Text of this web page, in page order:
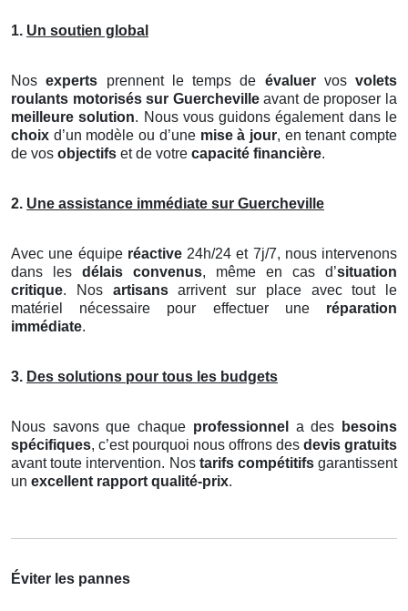
1. Un soutien global
Nosexperts prennent le temps de évaluervos volets
roulants motorisés sur Guerchevilleavant de proposer la
meilleure solution. Nous vous guidons également dans le
choix d’un modèle ou d’une mise à jour, en tenant compte
de vos objectifs et de votre capacité financière.
2. Une assistance immédiate sur Guercheville
Avec une équipe réactive24h/24 et 7j/7, nous intervenons
dans les délais convenus, même en cas d’situation
critique. Nos artisansarrivent sur place avec tout le
matériel nécessaire pour effectuer une réparation
immédiate.
3. Des solutions pour tous les budgets
Nous savons que chaque professionnel a des
besoins
spécifiques, c’est pourquoi nous offrons des devis gratuits
avant toute intervention. Nos tarifs compétitifsgarantissent
un excellent rapport qualité-prix.
Éviter les pannes